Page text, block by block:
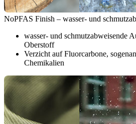
NoPFAS Finish – wasser- und
wasser- und schmutzabweisende
Oberstoff
Verzicht auf Fluorcarbone,
Chemikalien